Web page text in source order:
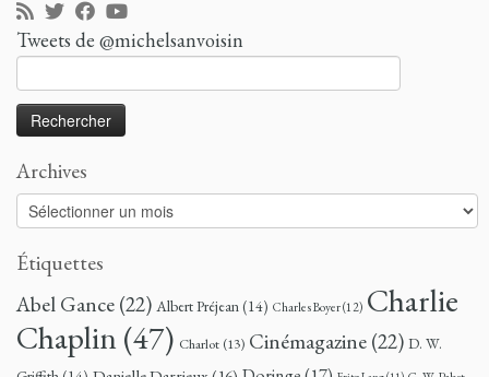
Tweets de @michelsanvoisin
Archives
Archives
Étiquettes
Abel Gance(22) Albert Préjean(14) Charles Boyer(12) Charlie
Chaplin(47) Charlot (13) Cinémagazine(22) D. W.